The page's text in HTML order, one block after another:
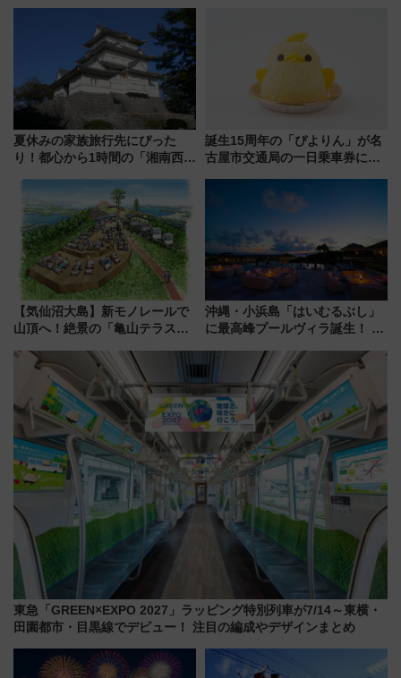
三浦海岸を堪能できるお出かけ
プランもご紹介
夏休みの家族旅行先にぴった
り！都心から1時間の「湘南西エ
島とは異なる魅力を持つ今夏の
注目スポット
誕生15周年の「ぴよりん」が名
古屋市交通局の一日乗車券に！
定1万5000枚】
【気仙沼大島】新モノレールで
山頂へ！絶景の「亀山テラス
暇村のお得な日帰りプランも登
沖縄・小浜島「はいむるぶし」
に最高峰プールヴィラ誕生！ 石
美旅「何もしない贅沢」を体験
してみない？
東急「GREEN×EXPO 2027」ラッピング特別列車が7/14～東横・
田園都市・目黒線でデビュー！ 注目の編成やデザインまとめ